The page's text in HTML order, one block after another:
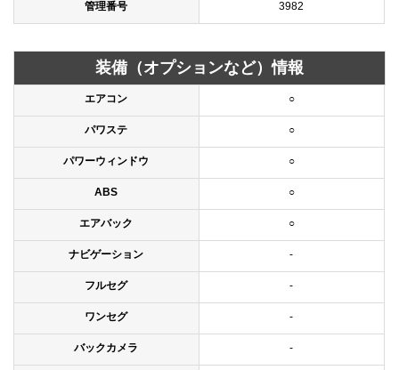
管理番号 3982
装備（オプションなど）情報
エアコン ○
パワステ ○
パワーウィンドウ ○
ABS ○
エアバック ○
ナビゲーション -
フルセグ -
ワンセグ -
バックカメラ -